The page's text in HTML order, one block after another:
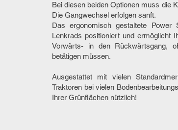
Bei diesen beiden Optionen muss die
Die Gangwechsel erfolgen sanft.
Das ergonomisch gestaltete
Lenkrads positioniert und ermöglicht
Vorwärts- in den Rückwärtsgang,
betätigen müssen.
Ausgestattet mit vielen
Traktoren bei vielen
Ihrer Grünflächen nützlich!